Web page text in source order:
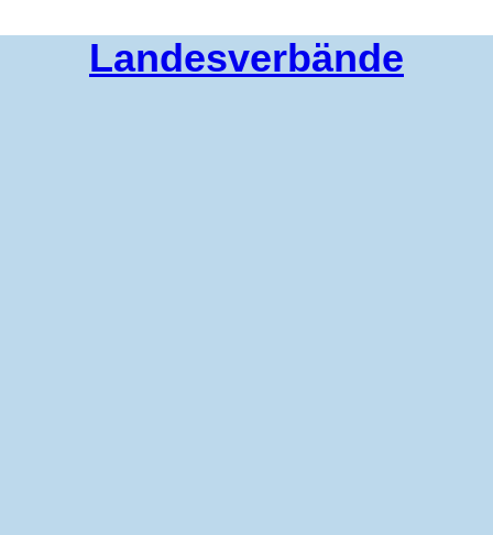
Landesverbände